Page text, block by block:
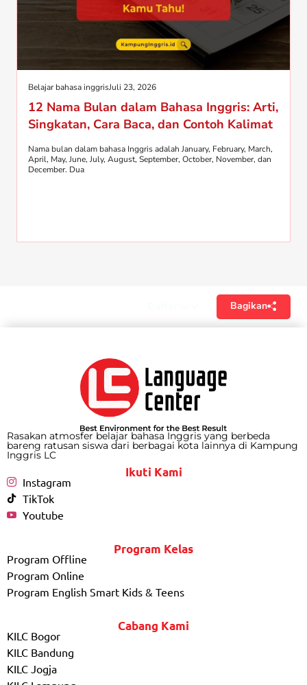
Belajar bahasa inggrisJuli 23, 2026
12 Nama Bulan dalam Bahasa Inggris: Arti,
Singkatan, Cara Baca, dan Contoh Kalimat
Nama bulan dalam bahasa Inggris adalah January, February, March,
April, May, June, July, August, September, October, November, dan
December. Dua
Bagikan
Rasakan atmosfer belajar bahasa Inggris yang berbeda
bareng ratusan siswa dari berbagai kota lainnya di Kampung
Inggris LC
Ikuti Kami
Instagram
TikTok
Youtube
Program Kelas
Program Offline
Program Online
Program English Smart Kids & Teens
Cabang Kami
KILC Bogor
KILC Bandung
KILC Jogja